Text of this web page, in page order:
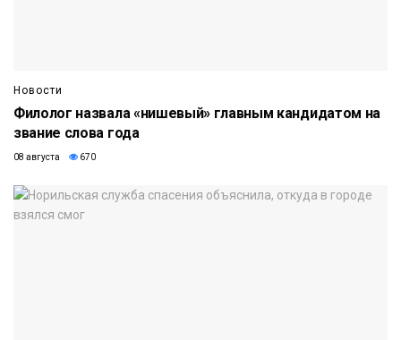
Новости
Филолог назвала «нишевый» главным кандидатом на
звание слова года
08 августа 670